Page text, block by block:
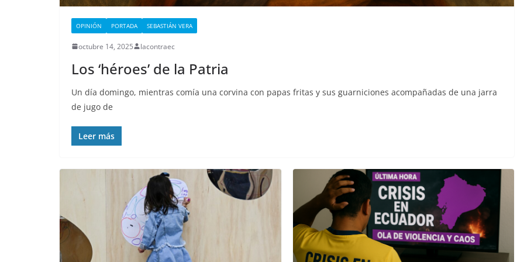
OPINIÓN PORTADA SEBASTIÁN VERA
octubre 14, 2025 lacontraec
Los ‘héroes’ de la Patria
Un día domingo, mientras comía una corvina con papas fritas y sus guarniciones acompañadas de una jarra
de jugo de
Leer más
cárcel de Esmeraldas,
que está militarizada,
deja al menos 13
privados de libertad
fallecidos
lacontraec
Sicarios acribillan a